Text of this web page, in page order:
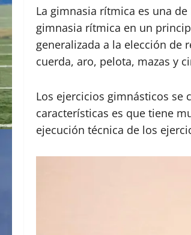
La gimnasia rítmica es una
gimnasia rítmica en un
generalizada a la elección de
cuerda, aro, pelota, mazas y
Los ejercicios gimnásticos se
características es que tiene
ejecución técnica de los